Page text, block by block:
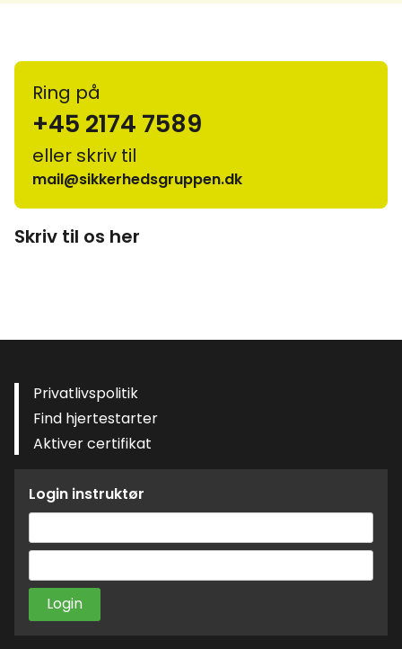
Ring på
+45 2174 7589
eller skriv til
mail@sikkerhedsgruppen.dk
Skriv til os her
Privatlivspolitik
Find hjertestarter
Aktiver certifikat
Login instruktør
eller
mailadresse